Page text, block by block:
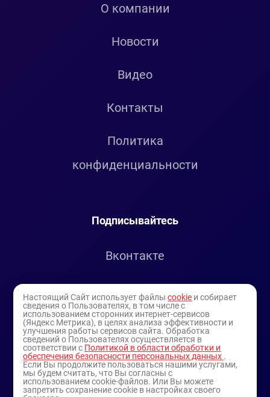
О компании
Новости
Видео
Контакты
Политика
конфиденциальности
Подписывайтесь
Вконтакте
Telegram
Youtube
Настоящий Сайт использует файлыcookie и собирает
сведения о Пользователях, в том числе с
использованием сторонних интернет-сервисов
(Яндекс Метрика), в целях анализа эффективности и
улучшения работы сервисов сайта. Обработка
сведений о Пользователях осуществляется в
соответствии с Политикой в области обработки и
обеспечения безопасности персональных данных .
Если Вы продолжите пользоваться нашими услугами,
мы будем считать, что Вы согласны с
использованием cookie-файлов. Или Вы можете
запретить сохранение cookie в настройках своего